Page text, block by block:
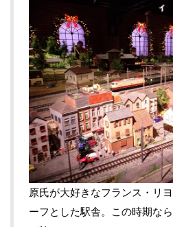
原氏が大好きなフランス・リ
ーフとした駅舎。この時期な